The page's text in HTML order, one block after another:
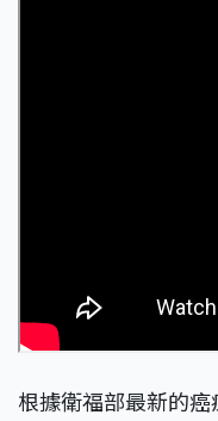
根據衛福部最新的